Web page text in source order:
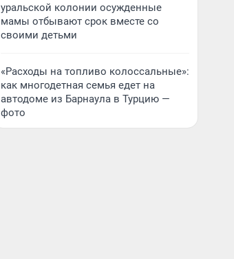
уральской колонии осужденные
мамы отбывают срок вместе со
своими детьми
«Расходы на топливо колоссальные»:
как многодетная семья едет на
автодоме из Барнаула в Турцию —
фото